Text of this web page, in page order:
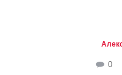
0